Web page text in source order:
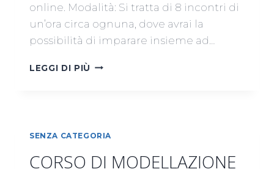
online. Modalità: Si tratta di 8 incontri di
un’ora circa ognuna, dove avrai la
possibilità di imparare insieme ad…
LEGGI DI PIÙ CORSO
SENZA CATEGORIA
CORSO DI MODELLAZIONE